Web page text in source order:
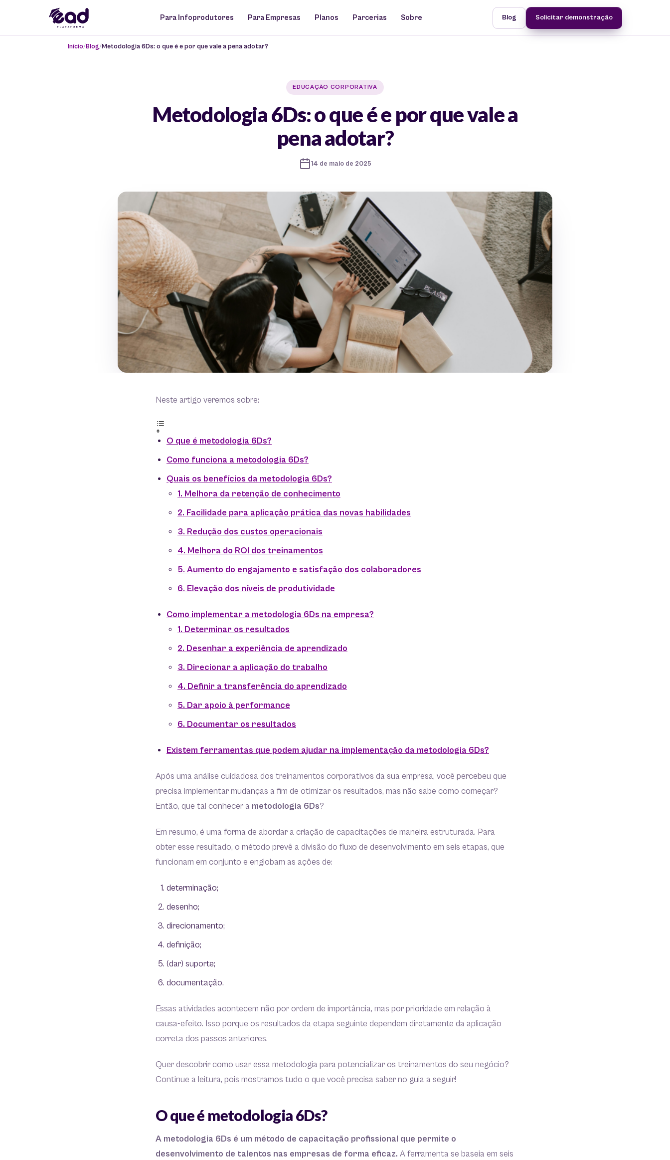
Para Infoprodutores Para Empresas Planos Parcerias Sobre Blog Solicitar demonstração
Início Blog Metodologia 6Ds: o que é e por que vale a pena adotar?
EDUCAÇÃO CORPORATIVA
Metodologia 6Ds: o que é e por que vale a
pena adotar?
14 de maio de 2025
Neste artigo veremos sobre:
O que é metodologia 6Ds?
Como funciona a metodologia 6Ds?
Quais os benefícios da metodologia 6Ds?
1. Melhora da retenção de conhecimento
2. Facilidade para aplicação prática das novas habilidades
3. Redução dos custos operacionais
4. Melhora do ROI dos treinamentos
5. Aumento do engajamento e satisfação dos colaboradores
6. Elevação dos níveis de produtividade
Como implementar a metodologia 6Ds na empresa?
1. Determinar os resultados
2. Desenhar a experiência de aprendizado
3. Direcionar a aplicação do trabalho
4. Definir a transferência do aprendizado
5. Dar apoio à performance
6. Documentar os resultados
Existem ferramentas que podem ajudar na implementação da metodologia 6Ds?
Após uma análise cuidadosa dos treinamentos corporativos da sua empresa, você percebeu que
precisa implementar mudanças a fim de otimizar os resultados, mas não sabe como começar?
Então, que tal conhecer a metodologia 6Ds?
Em resumo, é uma forma de abordar a criação de capacitações de maneira estruturada. Para
obter esse resultado, o método prevê a divisão do fluxo de desenvolvimento em seis etapas, que
funcionam em conjunto e englobam as ações de:
determinação;
desenho;
direcionamento;
definição;
(dar) suporte;
documentação.
Essas atividades acontecem não por ordem de importância, mas por prioridade em relação à
causa-efeito. Isso porque os resultados da etapa seguinte dependem diretamente da aplicação
correta dos passos anteriores.
Quer descobrir como usar essa metodologia para potencializar os treinamentos do seu negócio?
Continue a leitura, pois mostramos tudo o que você precisa saber no guia a seguir!
O que é metodologia 6Ds?
A metodologia 6Ds é um método de capacitação profissional que permite o
desenvolvimento de talentos nas empresas de forma eficaz. A ferramenta se baseia em seis